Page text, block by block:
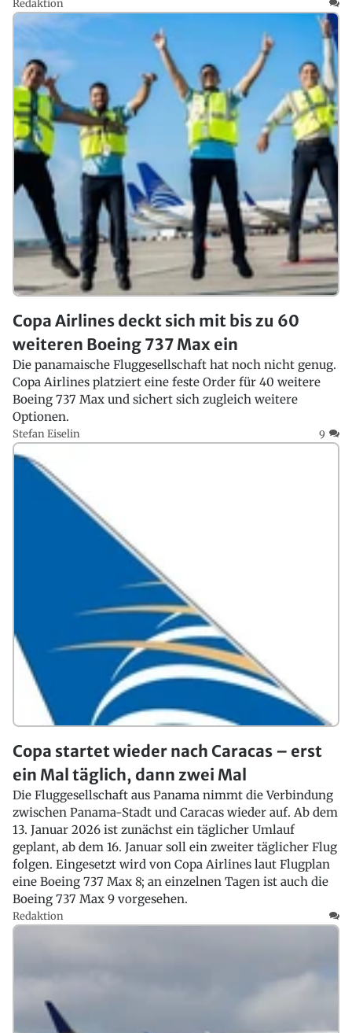
Redaktion
Copa Airlines deckt sich mit bis zu 60
weiteren Boeing 737 Max ein
Die panamaische Fluggesellschaft hat noch nicht genug.
Copa Airlines platziert eine feste Order für 40 weitere
Boeing 737 Max und sichert sich zugleich weitere
Optionen.
Stefan Eiselin 9
Copa startet wieder nach Caracas – erst
ein Mal täglich, dann zwei Mal
Die Fluggesellschaft aus Panama nimmt die Verbindung
zwischen Panama-Stadt und Caracas wieder auf. Ab dem
13. Januar 2026 ist zunächst ein täglicher Umlauf
geplant, ab dem 16. Januar soll ein zweiter täglicher Flug
folgen. Eingesetzt wird von Copa Airlines laut Flugplan
eine Boeing 737 Max 8; an einzelnen Tagen ist auch die
Boeing 737 Max 9 vorgesehen.
Redaktion